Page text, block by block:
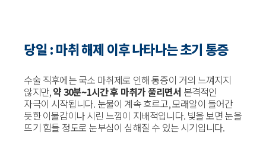
당일 : 마취 해제 이후 나타나는 초기 통증
수술 직후에는 국소 마취제로 인해 통증이 거의 느껴지지
않지만,약 30분~1시간 후 마취가 풀리면서 본격적인
자극이 시작됩니다. 눈물이 계속 흐르고, 모래알이 들어간
듯한 이물감이나 시린 느낌이 지배적입니다. 빛을 보면 눈을
뜨기 힘들 정도로 눈부심이 심해질 수 있는 시기입니다.